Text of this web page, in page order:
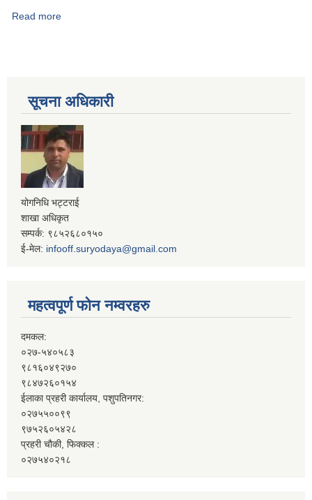
Read more
सूचना अधिकारी
योगनिधि भट्टराई
शाखा अधिकृत
सम्पर्क: ९८५२६८०१५०
ई-मेल: infooff.suryodaya@gmail.com
महत्वपूर्ण फोन नम्वरहरु
दमकल:
०२७-५४०५८३
९८१६०४९२७०
९८४७२६०१५४
ईलाका प्रहरी कार्यालय, पशुपतिनगर:
०२७५५००९९
९७५२६०५४२८
प्रहरी चौकी, फिक्कल :
०२७५४०२१८